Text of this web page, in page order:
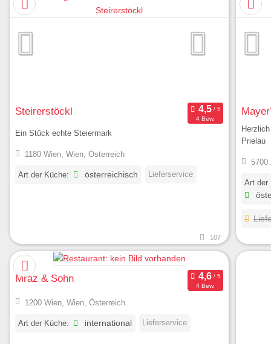
Steirerstöckl
4 Bew.
Ein Stück echte Steiermark
1180 Wien, Wien, Österreich
Art der Küche: österreichisch Lieferservice
107
Prielau
5700
Art der
Mraz & Sohn
4 Bew.
1200 Wien, Wien, Österreich
Art der Küche: international Lieferservice